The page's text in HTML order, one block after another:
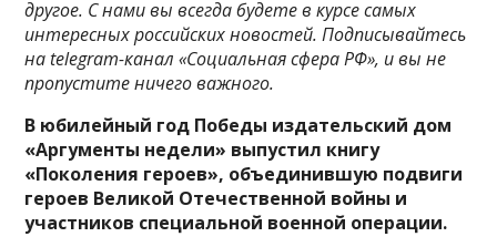
другое. С нами вы всегда будете в курсе самых
интересных российских новостей. Подписывайтесь
на telegram-канал «Социальная сфера РФ», и вы не
пропустите ничего важного.
В юбилейный год Победы издательский дом
«Аргументы недели» выпустил книгу
«Поколения героев», объединившую подвиги
героев Великой Отечественной войны и
участников специальной военной операции.